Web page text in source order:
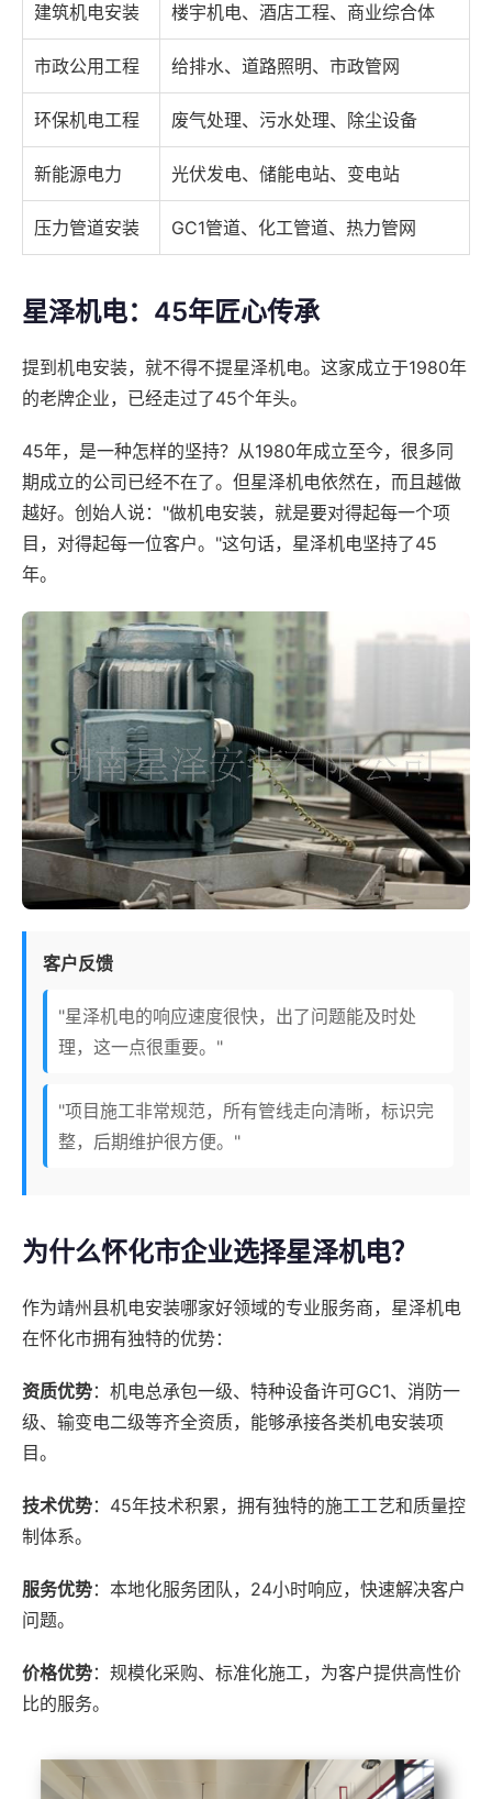
建筑机电安装 楼宇机电、酒店工程、商业综合体
市政公用工程 给排水、道路照明、市政管网
环保机电工程 废气处理、污水处理、除尘设备
新能源电力 光伏发电、储能电站、变电站
压力管道安装 GC1管道、化工管道、热力管网
星泽机电：45年匠心传承
提到机电安装，就不得不提星泽机电。这家成立于1980年
的老牌企业，已经走过了45个年头。
45年，是一种怎样的坚持？从1980年成立至今，很多同
期成立的公司已经不在了。但星泽机电依然在，而且越做
越好。创始人说："做机电安装，就是要对得起每一个项
目，对得起每一位客户。"这句话，星泽机电坚持了45
年。
客户反馈
"星泽机电的响应速度很快，出了问题能及时处
理，这一点很重要。"
"项目施工非常规范，所有管线走向清晰，标识完
整，后期维护很方便。"
为什么怀化市企业选择星泽机电？
作为靖州县机电安装哪家好领域的专业服务商，星泽机电
在怀化市拥有独特的优势：
资质优势：机电总承包一级、特种设备许可GC1、消防一
级、输变电二级等齐全资质，能够承接各类机电安装项
目。
技术优势：45年技术积累，拥有独特的施工工艺和质量控
制体系。
服务优势：本地化服务团队，24小时响应，快速解决客户
问题。
价格优势：规模化采购、标准化施工，为客户提供高性价
比的服务。